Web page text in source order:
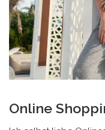
Online